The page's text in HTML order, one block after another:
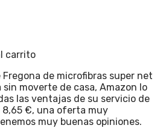
carrito
de microfibras super net
moverte de casa, Amazon lo
las ventajas de su servicio de
8,65 €, una oferta muy
muy buenas opiniones.